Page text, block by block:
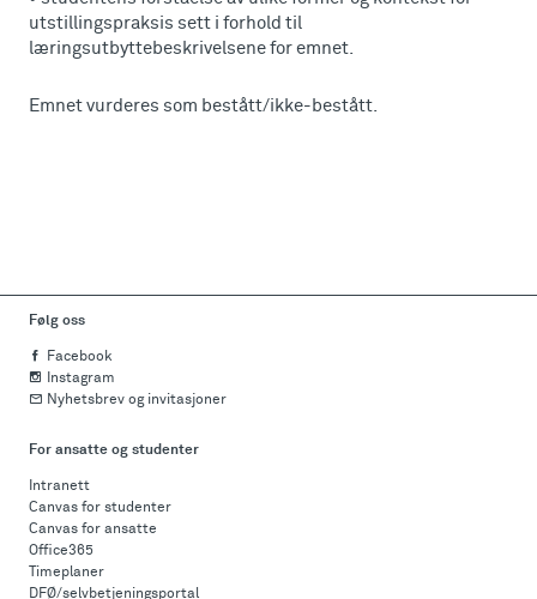
utstillingspraksis sett i forhold til
læringsutbyttebeskrivelsene for emnet.
Emnet vurderes som bestått/ikke-bestått.
Følg oss
Facebook
Instagram
Nyhetsbrev og invitasjoner
For ansatte og studenter
Intranett
Canvas for studenter
Canvas for ansatte
Office365
Timeplaner
DFØ/selvbetjeningsportal